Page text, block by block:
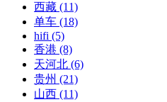
西藏 (11)
单车 (18)
hifi (5)
香港 (8)
天河北 (6)
贵州 (21)
山西 (11)